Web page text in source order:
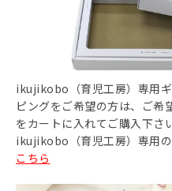
ikujikobo（育児工房）専用
ピングをご希望の方は、ご希
をカートに入れてご購入下さい
ikujikobo（育児工房）専用
こちら